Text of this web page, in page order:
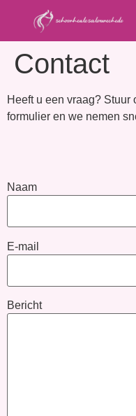
Contact
Heeft u een vraag? Stuur
formulier en we nemen
Naam
E-mail
Bericht